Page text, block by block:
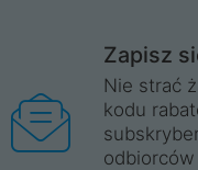
Zapisz
Nie strać
kodu